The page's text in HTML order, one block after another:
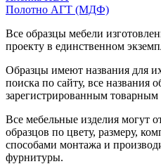
Полотно АГТ (МДФ)
Все образцы мебели
проекту в единственном
Образцы имеют названия для
поиска по сайту, все названия
зарегистрированным товарным
Все мебельные изделия могут
образцов по цвету, размеру,
способами монтажа и
фурнитуры.